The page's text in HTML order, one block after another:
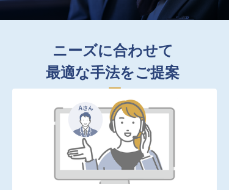
ニーズに合わせて
最適な手法をご提案